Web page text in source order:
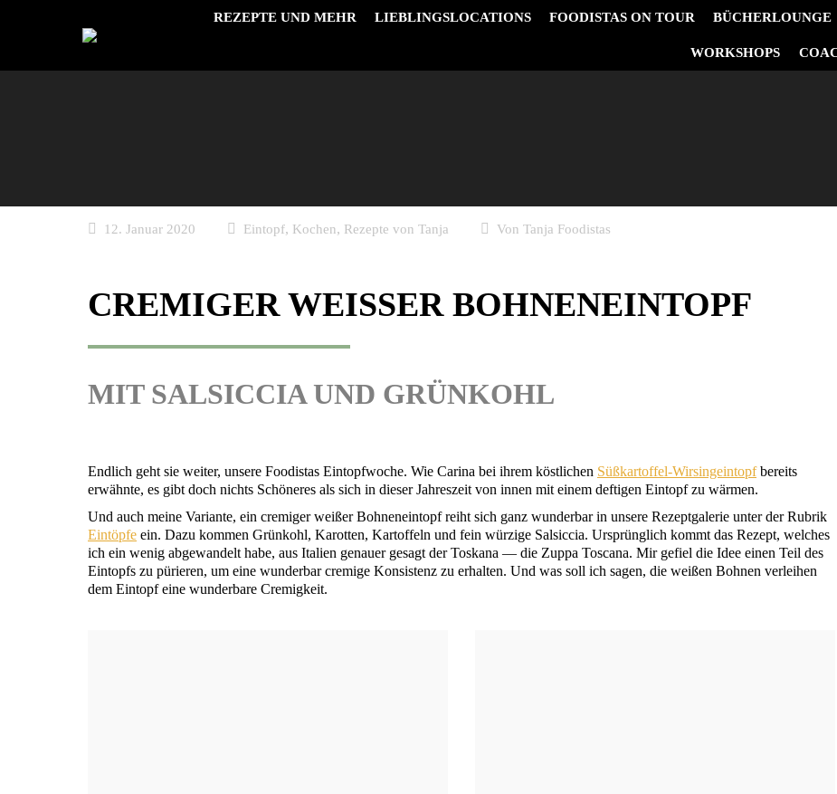
REZEPTE UND MEHR LIEBLINGSLOCATIONS FOODISTAS ON TOUR BÜCHERLOUNGE
WORKSHOPS
12. Januar 2020 Eintopf, Kochen, Rezepte von Tanja Von Tanja Foodistas
CREMIGER WEISSER BOHNENEINTOPF
MIT SALSICCIA UND GRÜNKOHL
End­lich geht sie wei­ter, unse­re Foo­di­stas Ein­topf­wo­che. Wie Cari­na bei ihrem köst­li­chen Süß­kar­tof­fel-Wir­sing­ein­topfbereits
erwähn­te, es gibt doch nichts Schö­ne­res als sich in die­ser Jah­res­zeit von innen mit einem def­ti­gen Ein­topf zu wärmen.
Und auch mei­ne Vari­an­te, ein cre­mi­ger wei­ßer Boh­nen­ein­topf reiht sich ganz wun­der­bar in unse­re Rezept­ga­le­rie unter der Rubrik
Ein­töp­fe ein. Dazu kom­men Grün­kohl, Karot­ten, Kar­tof­feln und fein wür­zi­ge Sal­sic­cia. Ursprüng­lich kommt das Rezept, wel­ches
ich ein wenig abge­wan­delt habe, aus Ita­li­en genau­er gesagt der Tos­ka­na — die Zup­pa Tos­ca­na. Mir gefiel die Idee einen Teil des
Ein­topfs zu pürie­ren, um eine wun­der­bar cre­mi­ge Kon­sis­tenz zu erhal­ten. Und was soll ich sagen, die wei­ßen Boh­nen ver­lei­hen
dem Ein­topf eine wun­der­ba­re Cremigkeit.